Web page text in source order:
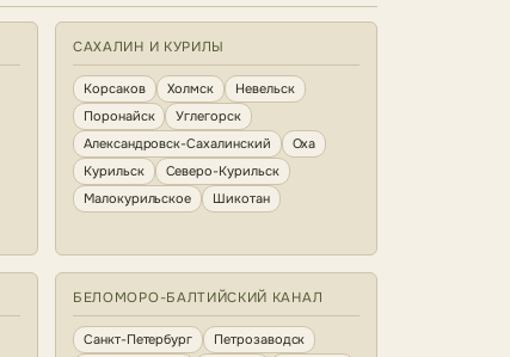
САХАЛИН И КУРИЛЫ
Корсаков Холмск
Невельск
Поронайск
Углегорск
Александровск-Сахалинский
Оха
Курильск
Северо-Курильск
Малокурильское
Шикотан
БЕЛОМОРО-БАЛТИЙСКИЙ КАНАЛ
Санкт-Петербург
Петрозаводск